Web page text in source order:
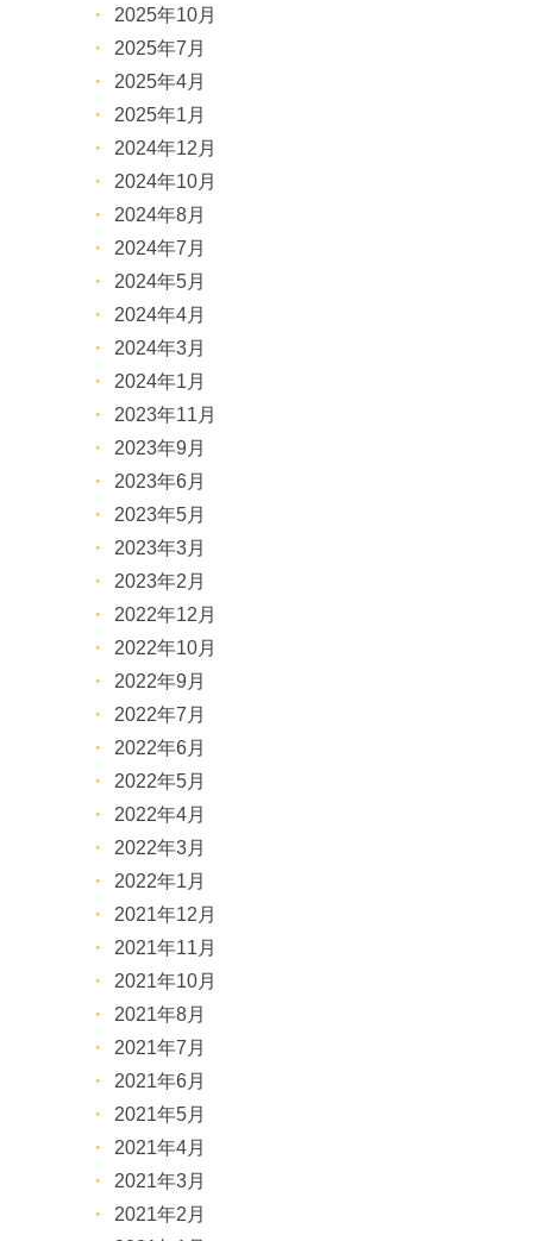
2025年10月
2025年7月
2025年4月
2025年1月
2024年12月
2024年10月
2024年8月
2024年7月
2024年5月
2024年4月
2024年3月
2024年1月
2023年11月
2023年9月
2023年6月
2023年5月
2023年3月
2023年2月
2022年12月
2022年10月
2022年9月
2022年7月
2022年6月
2022年5月
2022年4月
2022年3月
2022年1月
2021年12月
2021年11月
2021年10月
2021年8月
2021年7月
2021年6月
2021年5月
2021年4月
2021年3月
2021年2月